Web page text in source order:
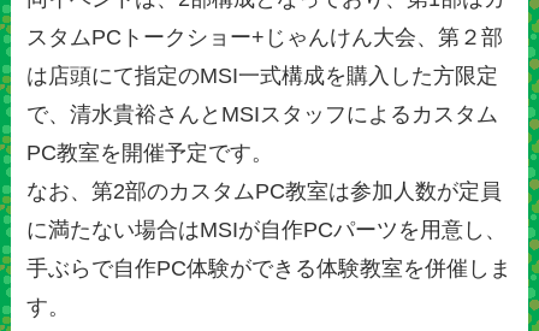
スタムPCトークショー+じゃんけん大会、第２部
は店頭にて指定のMSI一式構成を購入した方限定
で、清水貴裕さんとMSIスタッフによるカスタム
PC教室を開催予定です。
なお、第2部のカスタムPC教室は参加人数が定員
に満たない場合はMSIが自作PCパーツを用意し、
手ぶらで自作PC体験ができる体験教室を併催しま
す。